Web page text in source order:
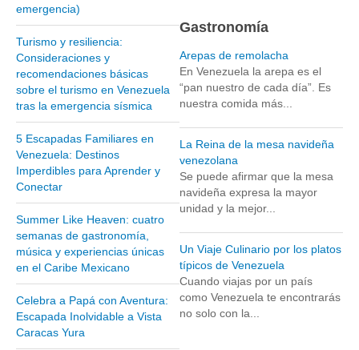
Barlovento
Delta Amacuro
Estado Sucre
La Colonia Tovar
La Gran Sabana
Mérida
Museos y otros sitios de interés en Amazonas
Museos y otros sitios de interés en Anzoátegui
Museos y otros sitios de interés en Aragua
Museos y otros sitios de interés en Bolívar
Museos y otros sitios de interés en Falcón
Museos y otros sitios de interés en Sucre
Puerto La Cruz
emergencia)
Turismo y resiliencia:
Consideraciones y
recomendaciones básicas
sobre el turismo en Venezuela
tras la emergencia sísmica
5 Escapadas Familiares en
Venezuela: Destinos
Imperdibles para Aprender y
Conectar
Summer Like Heaven: cuatro
semanas de gastronomía,
música y experiencias únicas
en el Caribe Mexicano
Celebra a Papá con Aventura:
Escapada Inolvidable a Vista
Caracas Yura
Gastronomía
Arepas de remolacha
En Venezuela la arepa es el
“pan nuestro de cada día”. Es
nuestra comida más...
La Reina de la mesa navideña
venezolana
Se puede afirmar que la mesa
navideña expresa la mayor
unidad y la mejor...
Un Viaje Culinario por los platos
típicos de Venezuela
Cuando viajas por un país
como Venezuela te encontrarás
no solo con la...